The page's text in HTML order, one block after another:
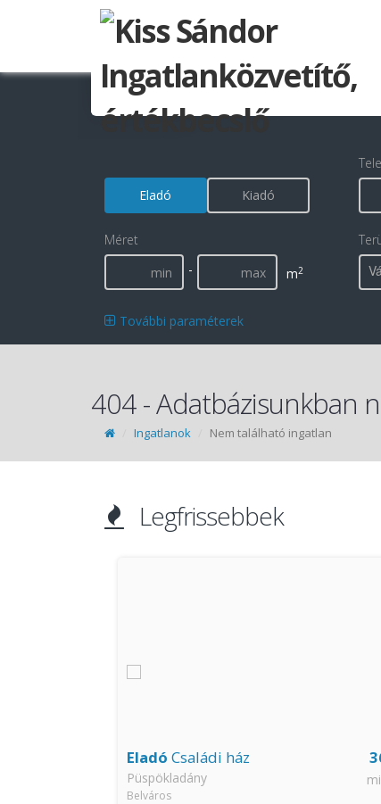
Eladó Kiadó
Méret
-
m2
További paraméterek
404 - Adatbázisunkban
Ingatlanok Nem található ingatlan
Legfrissebbek
Eladó Családi ház
Püspökladány
Belváros